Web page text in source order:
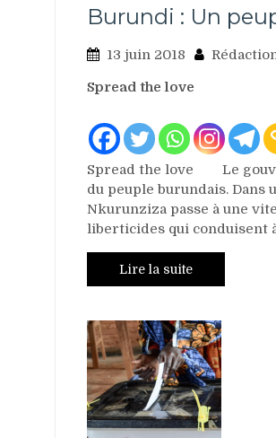
Burundi : Un
13 juin 2018
Spread the love
Spread the love Le
du peuple burundais.
Nkurunziza passe à une
liberticides qui conduisent
Lire la suite